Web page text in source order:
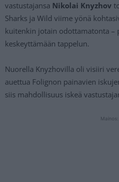
vastustajansa Nikolai Knyzhov
Sharks ja Wild viime yönä
kuitenkin jotain odottamatonta –
keskeyttämään tappelun.
Nuorella Knyzhovilla oli visiiri
auettua Folignon painavien
siis mahdollisuus iskeä
Mainos: